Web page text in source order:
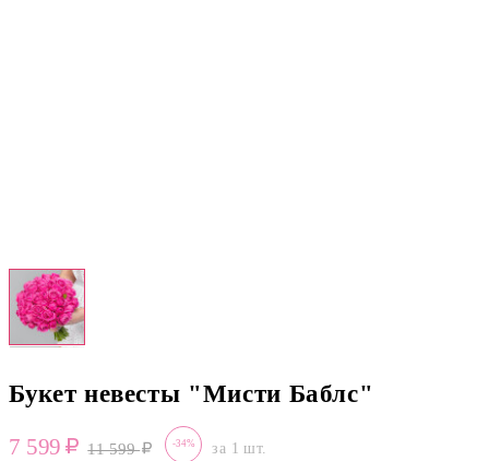
Букет невесты "Мисти Баблс"
7 599 11 599 -34% за 1 шт.